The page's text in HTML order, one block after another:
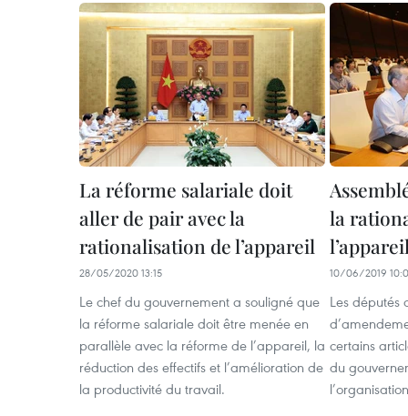
La réforme salariale doit
aller de pair avec la
rationalisation de l’appareil
28/05/2020 13:15
Le chef du gouvernement a souligné que
la réforme salariale doit être menée en
parallèle avec la réforme de l’appareil, la
réduction des effectifs et l’amélioration de
la productivité du travail.
la
10/06/2019
Les députés
certains
du